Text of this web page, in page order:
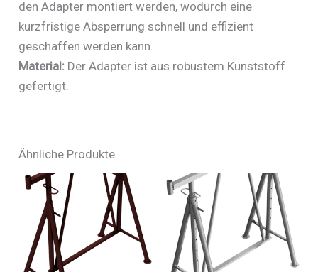
den Adapter montiert werden, wodurch eine
kurzfristige Absperrung schnell und effizient
geschaffen werden kann.
Material: Der Adapter ist aus robustem Kunststoff
gefertigt.
Ähnliche Produkte